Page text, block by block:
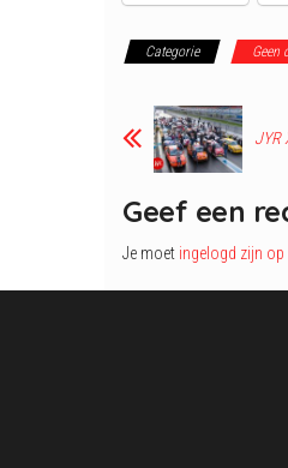
Categorie Geen
JYR
Geef een
Je moet ingelogd zijn op